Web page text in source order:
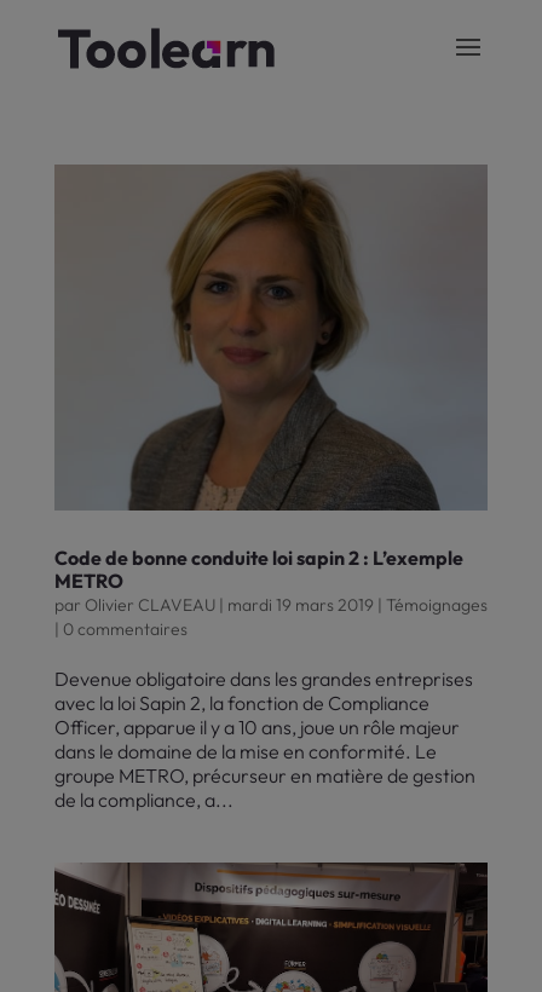
Code de bonne conduite loi sapin 2 : L’exemple
METRO
par Olivier CLAVEAU| mardi 19 mars 2019 | Témoignages
| 0 commentaires
Devenue obligatoire dans les grandes entreprises
avec la loi Sapin 2, la fonction de Compliance
Officer, apparue il y a 10 ans, joue un rôle majeur
dans le domaine de la mise en conformité. Le
groupe METRO, précurseur en matière de gestion
de la compliance, a...